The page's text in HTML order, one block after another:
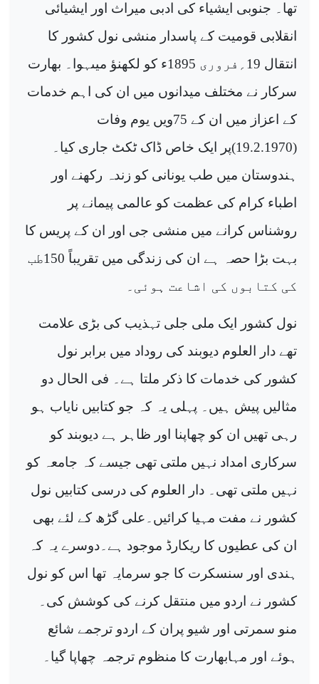
تھا۔ جنوبی ایشیاء کی ادبی میراث اور ایشیائی
انقلابی قومیت کے پاسدار منشی نول کشور کا
انتقال 19؍فروری 1895ء کو لکھنؤ میںہوا۔ بھارت
سرکار نے مختلف میدانوں میں ان کی اہم خدمات
کے اعزاز میں ان کے 75ویں یوم وفات
(19.2.1970)پر ایک خاص ڈاک ٹکٹ جاری کیا۔
ہندوستان میں طب یونانی کو زندہ رکھنے اور
اطباء کرام کی عظمت کو عالمی پیمانے پر
روشناس کرانے میں منشی جی اور ان کے پریس کا
بہت بڑا حصہ ہے ان کی زندگی میں تقریباً 150طب
کی کتابوں کی اشاعت ہوئی۔
نول کشور ایک ملی جلی تہذیب کی بڑی علامت
تھے دار العلوم دیوبند کی روداد میں برابر نول
کشور کی خدمات کا ذکر ملتا ہے۔ فی الحال دو
مثالیں پیش ہیں۔ پہلی یہ کہ جو کتابیں نایاب ہو
رہی تھیں ان کو چھاپنا اور ظاہر ہے دیوبند کو
سرکاری امداد نہیں ملتی تھی جیسے کہ جامعہ کو
نہیں ملتی تھی۔ دار العلوم کی درسی کتابیں نول
کشور نے مفت مہیا کرائیں۔علی گڑھ کے لئے بھی
ان کی عطیوں کا ریکارڈ موجود ہے۔دوسرے یہ کہ
ہندی اور سنسکرت کا جو سرمایہ تھا اس کو نول
کشور نے اردو میں منتقل کرنے کی کوشش کی۔
منو سمرتی اور شیو پران کے اردو ترجمے شائع
ہوئے اور مہابھارت کا منظوم ترجمہ چھاپا گیا۔